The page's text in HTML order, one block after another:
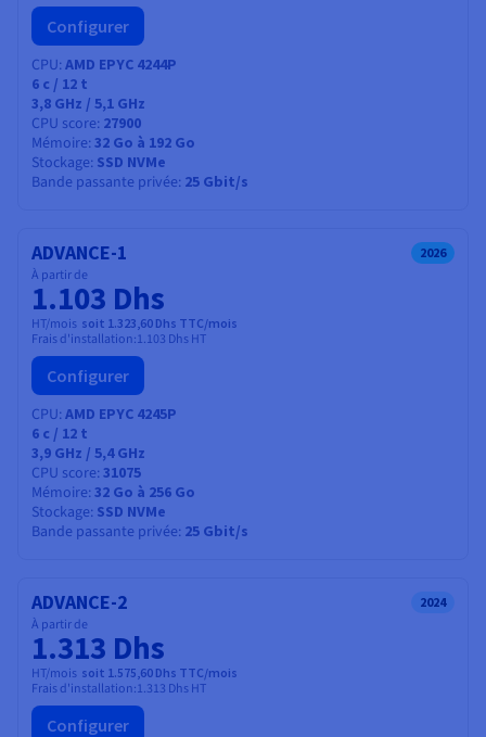
Configurer
CPU AMD EPYC 4244P
6 c / 12 t
3,8 GHz / 5,1 GHz
CPU score 27900
Mémoire 32 Go à 192 Go
Stockage SSD NVMe
Bande passante privée 25 Gbit/s
ADVANCE-1 2026
À partir de
1.103 Dhs
HT/mois soit 1.323,60 Dhs TTC/mois
Frais d'installation:1.103 DhsHT
Configurer
CPU AMD EPYC 4245P
6 c / 12 t
3,9 GHz / 5,4 GHz
CPU score 31075
Mémoire 32 Go à 256 Go
Stockage SSD NVMe
Bande passante privée 25 Gbit/s
ADVANCE-2 2024
À partir de
1.313 Dhs
HT/mois soit 1.575,60 Dhs TTC/mois
Frais d'installation:1.313 DhsHT
Configurer